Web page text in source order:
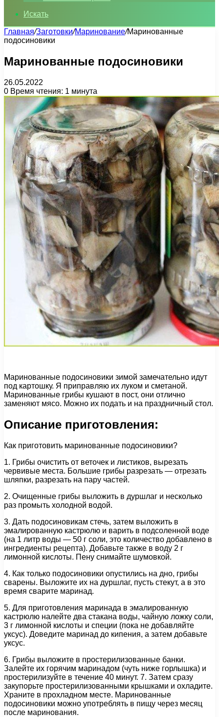
Искать
Главная/Заготовки/Маринование/Маринованные
подосиновики
Маринованные подосиновики
26.05.2022
0 Время чтения: 1 минута
Маринованные подосиновики зимой замечательно идут
под картошку. Я приправляю их луком и сметаной.
Маринованные грибы кушают в пост, они отлично
заменяют мясо. Можно их подать и на праздничный стол.
Описание приготовления:
Как приготовить маринованные подосиновики?
1. Грибы очистить от веточек и листиков, вырезать
червивые места. Большие грибы разрезать — отрезать
шляпки, разрезать на пару частей.
2. Очищенные грибы выложить в дуршлаг и несколько
раз промыть холодной водой.
3. Дать подосиновикам стечь, затем выложить в
эмалированную кастрюлю и варить в подсоленной воде
(на 1 литр воды — 50 г соли, это количество добавлено в
ингредиенты рецепта). Добавьте также в воду 2 г
лимонной кислоты. Пену снимайте шумовкой.
4. Как только подосиновики опустились на дно, грибы
сварены. Выложите их на дуршлаг, пусть стекут, а в это
время сварите маринад.
5. Для приготовления маринада в эмалированную
кастрюлю налейте два стакана воды, чайную ложку соли,
3 г лимонной кислоты и специи (пока не добавляйте
уксус). Доведите маринад до кипения, а затем добавьте
уксус.
6. Грибы выложите в простерилизованные банки.
Залейте их горячим маринадом (чуть ниже горлышка) и
простерилизуйте в течение 40 минут. 7. Затем сразу
закупорьте простерилизованными крышками и охладите.
Храните в прохладном месте. Маринованные
подосиновики можно употреблять в пищу через месяц
после маринования.